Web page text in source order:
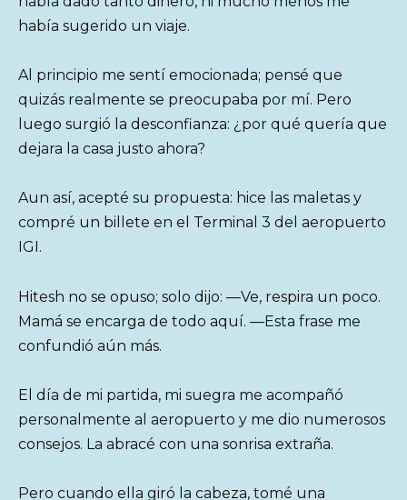
había sugerido un viaje.
Al principio me sentí emocionada; pensé que
quizás realmente se preocupaba por mí. Pero
luego surgió la desconfianza: ¿por qué quería que
dejara la casa justo ahora?
Aun así, acepté su propuesta: hice las maletas y
compré un billete en el Terminal 3 del aeropuerto
IGI.
Hitesh no se opuso; solo dijo: —Ve, respira un poco.
Mamá se encarga de todo aquí. —Esta frase me
confundió aún más.
El día de mi partida, mi suegra me acompañó
personalmente al aeropuerto y me dio numerosos
consejos. La abracé con una sonrisa extraña.
Pero cuando ella giró la cabeza, tomé una